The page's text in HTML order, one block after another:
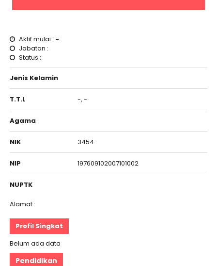
Aktif mulai : -
Jabatan :
Status :
Jenis Kelamin
T.T.L -, -
Agama
NIK 3454
NIP 197609102007101002
NUPTK
Alamat :
Profil Singkat
Belum ada data
Pendidikan